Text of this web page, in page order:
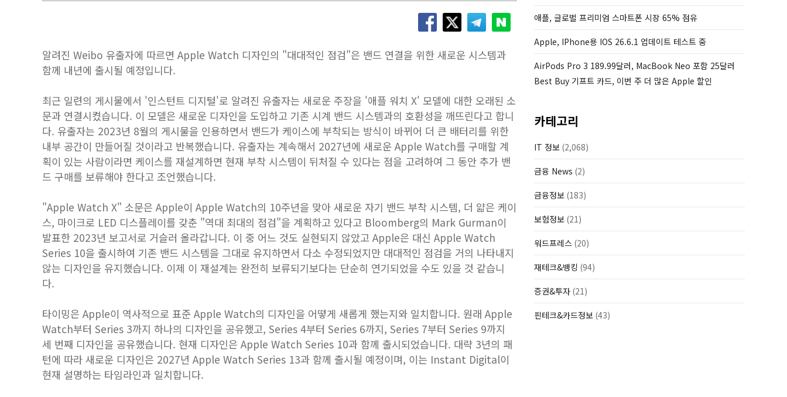
알려진 Weibo 유출자에 따르면 Apple Watch 디자인의 "대대적인 점검"은 밴드 연결을 위한 새로운 시스템과
함께 내년에 출시될 예정입니다.
최근 일련의 게시물에서 '인스턴트 디지털'로 알려진 유출자는 새로운 주장을 '애플 워치 X' 모델에 대한 오래된 소
문과 연결시켰습니다. 이 모델은 새로운 디자인을 도입하고 기존 시계 밴드 시스템과의 호환성을 깨뜨린다고 합니
다. 유출자는 2023년 8월의 게시물을 인용하면서 밴드가 케이스에 부착되는 방식이 바뀌어 더 큰 배터리를 위한
내부 공간이 만들어질 것이라고 반복했습니다. 유출자는 계속해서 2027년에 새로운 Apple Watch를 구매할 계
획이 있는 사람이라면 케이스를 재설계하면 현재 부착 시스템이 뒤처질 수 있다는 점을 고려하여 그 동안 추가 밴
드 구매를 보류해야 한다고 조언했습니다.
"Apple Watch X" 소문은 Apple이 Apple Watch의 10주년을 맞아 새로운 자기 밴드 부착 시스템, 더 얇은 케이
스, 마이크로 LED 디스플레이를 갖춘 "역대 최대의 점검"을 계획하고 있다고 Bloomberg의 Mark Gurman이
발표한 2023년 보고서로 거슬러 올라갑니다. 이 중 어느 것도 실현되지 않았고 Apple은 대신 Apple Watch
Series 10을 출시하여 기존 밴드 시스템을 그대로 유지하면서 다소 수정되었지만 대대적인 점검을 거의 나타내지
않는 디자인을 유지했습니다. 이제 이 재설계는 완전히 보류되기보다는 단순히 연기되었을 수도 있을 것 같습니
다.
타이밍은 Apple이 역사적으로 표준 Apple Watch의 디자인을 어떻게 새롭게 했는지와 일치합니다. 원래 Apple
Watch부터 Series 3까지 하나의 디자인을 공유했고, Series 4부터 Series 6까지, Series 7부터 Series 9까지
세 번째 디자인을 공유했습니다. 현재 디자인은 Apple Watch Series 10과 함께 출시되었습니다. 대략 3년의 패
턴에 따라 새로운 디자인은 2027년 Apple Watch Series 13과 함께 출시될 예정이며, 이는 Instant Digital이
현재 설명하는 타임라인과 일치합니다.
애플, 글로벌 프리미엄 스마트폰 시장 65% 점유
Apple, IPhone용 IOS 26.6.1 업데이트 테스트 중
AirPods Pro 3 189.99달러, MacBook Neo 포함 25달러
Best Buy 기프트 카드, 이번 주 더 많은 Apple 할인
카테고리
IT 정보 (2,068)
금융 News (2)
금융정보 (183)
보험정보 (21)
워드프레스 (20)
재테크&뱅킹 (94)
증권&투자 (21)
핀테크&카드정보 (43)